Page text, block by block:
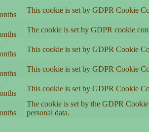
This cookie is set by GDPR Cookie
The cookie is set by GDPR cookie
This cookie is set by GDPR Cookie
This cookie is set by GDPR Cookie
This cookie is set by GDPR Cookie
The cookie is set by the GDPR
personal data.